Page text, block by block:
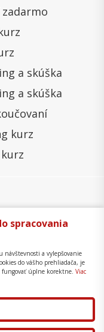
a skúška
a skúška
kurz
Správa cookies
Mapa stránky
College,
spracovania
návštevnosti a vylepšovanie
do vášho prehliadača, je
fungovať úplne korektne. Viac